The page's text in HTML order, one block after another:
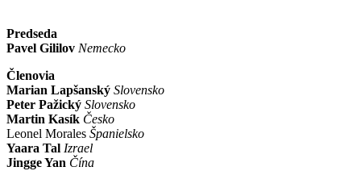
Predseda
Pavel Gililov Nemecko
Členovia
Marian Lapšanský Slovensko
Peter Pažický Slovensko
Martin Kasík Česko
Leonel Morales Španielsko
Yaara Tal Izrael
Jingge Yan Čína